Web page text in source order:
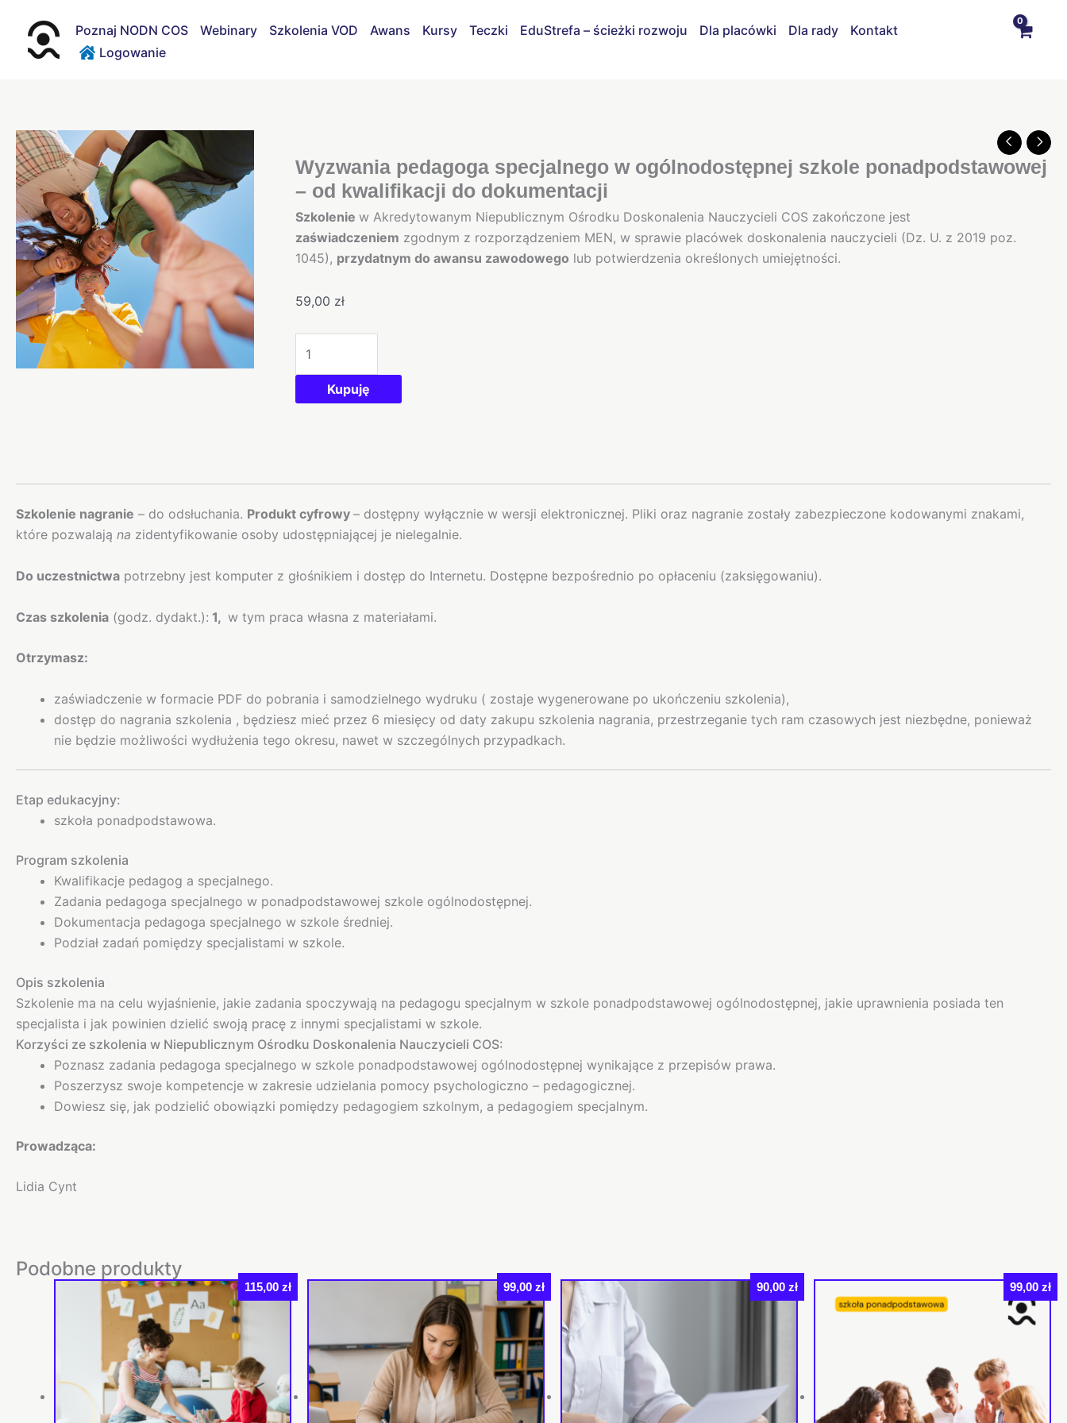
treści
Poznaj NODN COS Webinary Szkolenia VOD Awans Kursy Teczki EduStrefa – ścieżki rozwoju Dla placówki Dla rady
Kontakt
Logowanie
Wyzwania pedagoga specjalnego w ogólnodostępnej szkole ponadpodstawowej
– od kwalifikacji do dokumentacji
Szkoleniew Akredytowanym Niepublicznym Ośrodku Doskonalenia Nauczycieli COS zakończone jest
zaświadczeniem zgodnym z rozporządzeniem MEN, w sprawie placówek doskonalenia nauczycieli (Dz. U. z 2019 poz.
1045), przydatnym do awansu zawodowego lub potwierdzenia określonych umiejętności.
59,00 zł
Wyzwania
pedagoga
specjalnego
w
ogólnodostępnej
szkole
-
kwalifikacji
dokumentacji
Kupuję
Szkolenie nagranie – do odsłuchania. Produkt cyfrowy – dostępny wyłącznie w wersji elektronicznej. Pliki oraz nagranie zostały zabezpieczone kodowanymi znakami,
które pozwalają na zidentyfikowanie osoby udostępniającej je nielegalnie.
Do uczestnictwa potrzebny jest komputer z głośnikiem i dostęp do Internetu. Dostępne bezpośrednio po opłaceniu (zaksięgowaniu).
Czas szkolenia (godz. dydakt.): 1, w tym praca własna z materiałami.
Otrzymasz:
zaświadczenie w formacie PDF do pobrania i samodzielnego wydruku ( zostaje wygenerowane po ukończeniu szkolenia),
dostęp do nagrania szkolenia , będziesz mieć przez 6 miesięcy od daty zakupu szkolenia nagrania, przestrzeganie tych ram czasowych jest niezbędne, ponieważ
nie będzie możliwości wydłużenia tego okresu, nawet w szczególnych przypadkach.
Etap edukacyjny:
szkoła ponadpodstawowa.
Program szkolenia
Kwalifikacje pedagog a specjalnego.
Zadania pedagoga specjalnego w ponadpodstawowej szkole ogólnodostępnej.
Dokumentacja pedagoga specjalnego w szkole średniej.
Podział zadań pomiędzy specjalistami w szkole.
Opis szkolenia
Szkolenie ma na celu wyjaśnienie, jakie zadania spoczywają na pedagogu specjalnym w szkole ponadpodstawowej ogólnodostępnej, jakie uprawnienia posiada ten
specjalista i jak powinien dzielić swoją pracę z innymi specjalistami w szkole.
Korzyści ze szkolenia w Niepublicznym Ośrodku Doskonalenia Nauczycieli COS:
Poznasz zadania pedagoga specjalnego w szkole ponadpodstawowej ogólnodostępnej wynikające z przepisów prawa.
Poszerzysz swoje kompetencje w zakresie udzielania pomocy psychologiczno – pedagogicznej.
Dowiesz się, jak podzielić obowiązki pomiędzy pedagogiem szkolnym, a pedagogiem specjalnym.
Prowadząca:
Lidia Cynt
Podobne produkty
115,00 zł 99,00 zł 90,00 zł 99,00 zł